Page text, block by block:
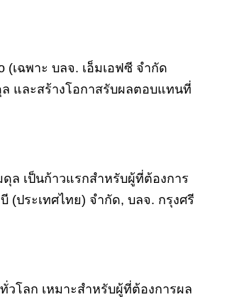
เฉพาะ บลจ. เอ็มเอฟซี จำกัด
และสร้างโอกาสรับผลตอบแทนที่
ล เป็นก้าวแรกสำหรับผู้ที่ต้องการ
ประเทศไทย) จำกัด, บลจ. กรุงศรี
โลก เหมาะสำหรับผู้ที่ต้องการผล